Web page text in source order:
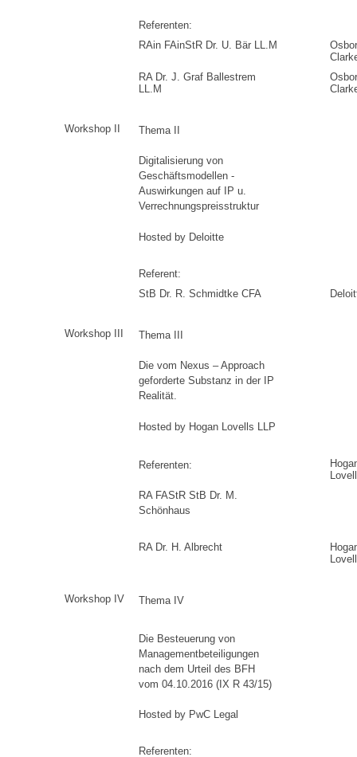
Referenten:
RAin FAinStR Dr. U. Bär LL.M
RA Dr. J. Graf Ballestrem
LL.M
Workshop II Thema II
Digitalisierung von
Geschäftsmodellen -
Auswirkungen auf IP u.
Verrechnungspreisstruktur
Hosted by Deloitte
Referent:
StB Dr. R. Schmidtke CFA
Workshop III Thema III
Die vom Nexus – Approach
geforderte Substanz in der IP
Realität.
Hosted by Hogan Lovells LLP
Referenten:
RA FAStR StB Dr. M.
Schönhaus
RA Dr. H. Albrecht
Workshop IV Thema IV
Die Besteuerung von
Managementbeteiligungen
nach dem Urteil des BFH
vom 04.10.2016 (IX R 43/15)
Hosted by PwC Legal
Referenten: